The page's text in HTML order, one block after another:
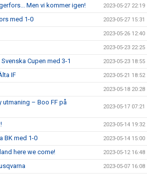
Men vi kommer igen! 2023-05-27 22:19
med 1-0 2023-05-27 15:31
2023-05-26 12:40
2023-05-23 22:25
Cupen med 3-1 2023-05-23 18:55
IF 2023-05-21 18:52
2023-05-18 20:28
– Boo FF på
2023-05-17 07:21
2023-05-14 19:32
BK med 1-0 2023-05-14 15:00
here we come! 2023-05-12 16:48
2023-05-07 16:08